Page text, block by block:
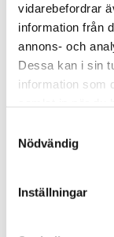
vidarebefordrar
information från
annons- och
Dessa kan i sin
information som
Nödvändig
Inställningar
Beard Monkey